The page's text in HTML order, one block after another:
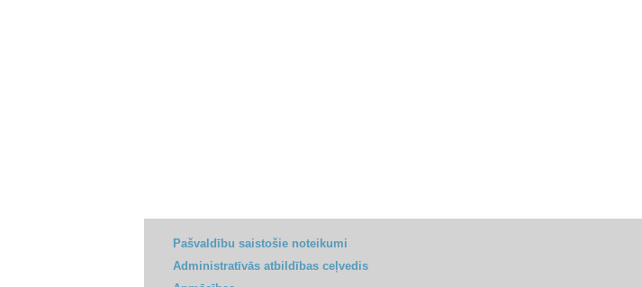
Pašvaldību saistošie noteikumi
Administratīvās atbildības ceļvedis